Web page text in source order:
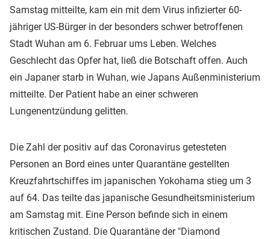
Samstag mitteilte, kam ein mit dem Virus infizierter 60-
jähriger US-Bürger in der besonders schwer betroffenen
Stadt Wuhan am 6. Februar ums Leben. Welches
Geschlecht das Opfer hat, ließ die Botschaft offen. Auch
ein Japaner starb in Wuhan, wie Japans Außenministerium
mitteilte. Der Patient habe an einer schweren
Lungenentzündung gelitten.
Die Zahl der positiv auf das Coronavirus getesteten
Personen an Bord eines unter Quarantäne gestellten
Kreuzfahrtschiffes im japanischen Yokohama stieg um 3
auf 64. Das teilte das japanische Gesundheitsministerium
am Samstag mit. Eine Person befinde sich in einem
kritischen Zustand. Die Quarantäne der "Diamond